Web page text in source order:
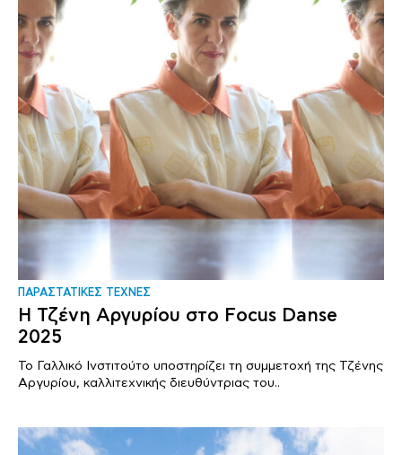
ΠΑΡΑΣΤΑΤΙΚΕΣ ΤΕΧΝΕΣ
Η Τζένη Αργυρίου στο Focus Danse
2025
Το Γαλλικό Ινστιτούτο υποστηρίζει τη συμμετοχή της Τζένης
Αργυρίου, καλλιτεχνικής διευθύντριας του..